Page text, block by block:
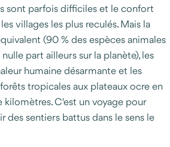
sont parfois difficiles et le confort
villages les plus reculés. Mais la
(90 % des espèces animales
part ailleurs sur la planète), les
humaine désarmante et les
tropicales aux plateaux ocre en
C'est un voyage pour
des sentiers battus dans le sens le